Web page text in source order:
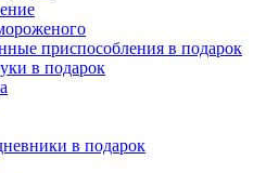
приспособления в подарок
в подарок
в подарок